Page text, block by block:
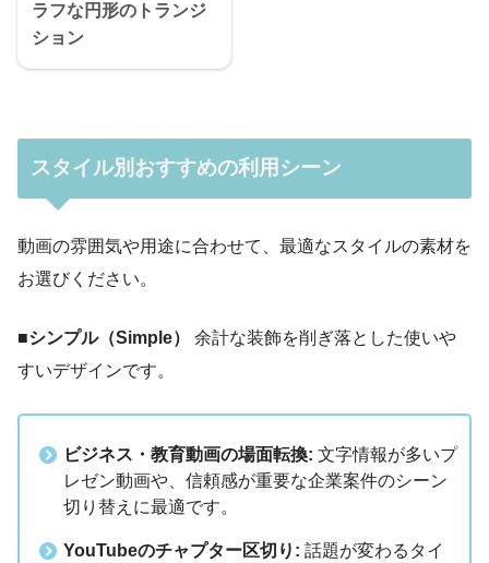
ラフな円形のトランジ
ション
スタイル別 おすすめの利用シーン
動画の雰囲気や用途に合わせて、最適なスタイルの素材を
お選びください。
■シンプル（Simple）
余計な装飾を削ぎ落とした使いや
すいデザインです。
ビジネス・教育動画の場面転換: 文字情報が多いプ
レゼン動画や、信頼感が重要な企業案件のシーン
切り替えに最適です。
YouTubeのチャプター区切り: 話題が変わるタイ